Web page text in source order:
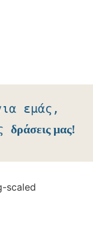
εμάς,
δράσεις μας!